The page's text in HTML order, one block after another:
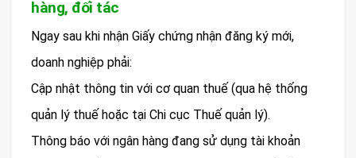
hàng, đối tác
Ngay sau khi nhận Giấy chứng nhận đăng ký mới,
doanh nghiệp phải:
Cập nhật thông tin với cơ quan thuế (qua hệ thống
quản lý thuế hoặc tại Chi cục Thuế quản lý).
Thông báo với ngân hàng đang sử dụng tài khoản